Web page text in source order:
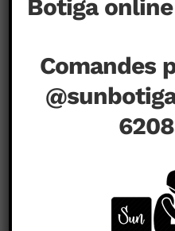
Botiga
Comandes